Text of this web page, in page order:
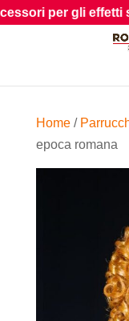
Home/
epoca romana
per gli effetti